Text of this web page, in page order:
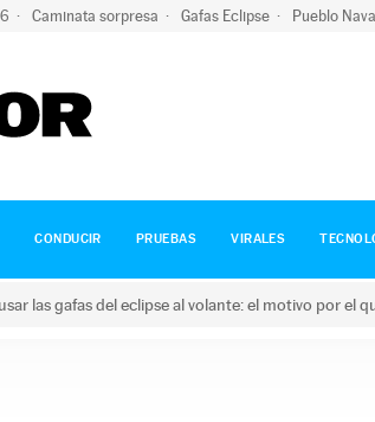
Caminata sorpresa Gafas Eclipse Pueblo
CONDUCIR PRUEBAS VIRALES
las gafas del eclipse al volante: el motivo por el